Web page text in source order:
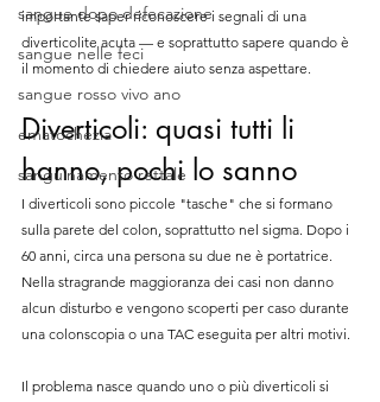
sangue dopo defecazione
sangue nelle feci
sangue rosso vivo ano
ematochezia
sanguinamento rettale
importante saper riconoscere i segnali di una
diverticolite acuta — e soprattutto sapere quando è
il momento di chiedere aiuto senza aspettare.
Diverticoli: quasi tutti li
hanno, pochi lo sanno
I diverticoli sono piccole "tasche" che si formano
sulla parete del colon, soprattutto nel sigma. Dopo i
60 anni, circa una persona su due ne è portatrice.
Nella stragrande maggioranza dei casi non danno
alcun disturbo e vengono scoperti per caso durante
una colonscopia o una TAC eseguita per altri motivi.
Il problema nasce quando uno o più diverticoli si